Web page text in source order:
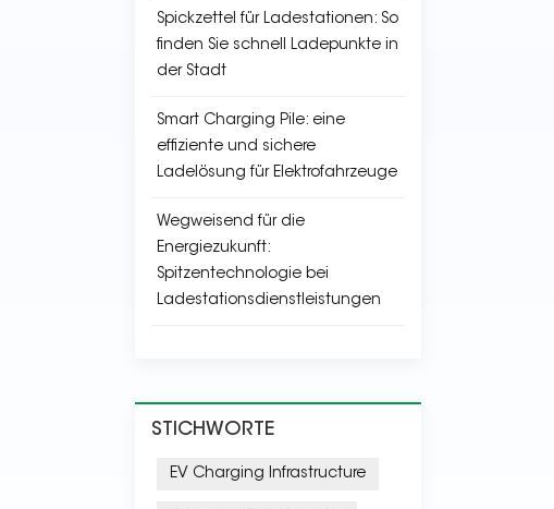
Spickzettel für Ladestationen: So
finden Sie schnell Ladepunkte in
der Stadt
Smart Charging Pile: eine
effiziente und sichere
Ladelösung für Elektrofahrzeuge
Wegweisend für die
Energiezukunft:
Spitzentechnologie bei
Ladestationsdienstleistungen
STICHWORTE
EV Charging Infrastructure